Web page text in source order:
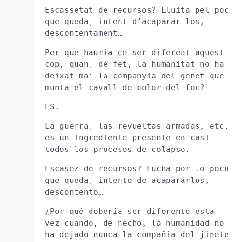
Escassetat de recursos? Lluita pel poc
que queda, intent d’acaparar-los,
descontentament…
Per què hauria de ser diferent aquest
cop, quan, de fet, la humanitat no ha
deixat mai la companyia del genet que
munta el cavall de color del foc?
ES:
La guerra, las revueltas armadas, etc.
es un ingrediente presente en casi
todos los procesos de colapso.
Escasez de recursos? Lucha por lo poco
que queda, intento de acapararlos,
descontento…
¿Por qué debería ser diferente esta
vez cuando, de hecho, la humanidad no
ha dejado nunca la compañía del jinete